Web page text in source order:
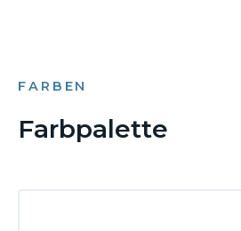
FARBEN
Farbpalette